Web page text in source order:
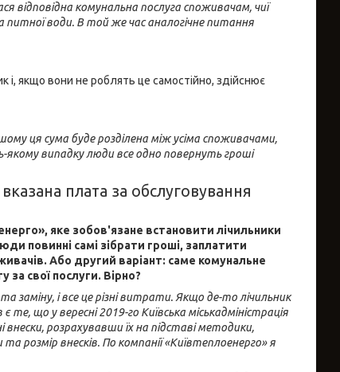
відповідна комунальна послуга споживачам, чиї
питної води. В той же час аналогічне питання
і, якщо вони не роблять це самостійно, здійснює
ця сума буде розділена між усіма споживачами,
випадку люди все одно повернуть гроші
плата за обслуговування
яке зобов'язане встановити лічильники
повинні самі зібрати гроші, заплатити
Або другий варіант: саме комунальне
свої послуги. Вірно?
і все це різні витрати. Якщо де-то лічильник
що у вересні 2019-го Київська міськадміністрація
розрахувавши їх на підставі методики,
розмір внесків. По компанії «Київтеплоенерго» я